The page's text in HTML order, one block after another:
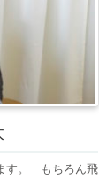
す。 もちろん飛